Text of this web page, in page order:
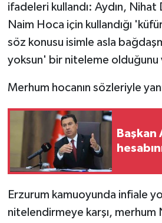
ifadeleri kullandı: Aydın, Nihat
Naim Hoca için kullandığı
söz konusu isimle asla
yoksun' bir niteleme olduğunu
Merhum hocanın sözleriyle
Başkan
Erzurum kamuoyunda infiale
nitelendirmeye karşı, merhum